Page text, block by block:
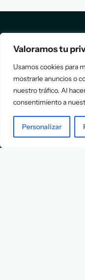
Valoramos tu
Usamos cookies para
mostrarle anuncios o
nuestro tráfico. Al
consentimiento a
Personalizar
Asociación
Española